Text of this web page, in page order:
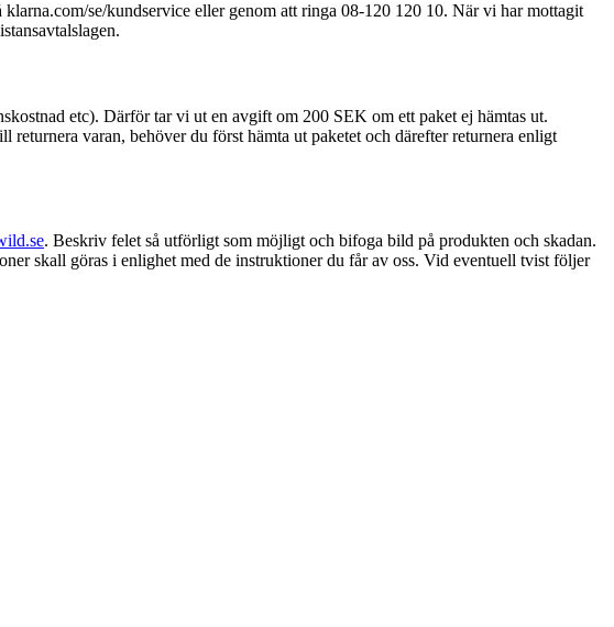
se/kundservice eller genom att ringa 08-120 120 10. När vi har mottagit
etc). Därför tar vi ut en avgift om 200 SEK om ett paket ej hämtas ut.
varan, behöver du först hämta ut paketet och därefter returnera enligt
. Beskriv felet så utförligt som möjligt och bifoga bild på produkten och skadan.
skall göras i enlighet med de instruktioner du får av oss. Vid eventuell tvist följer